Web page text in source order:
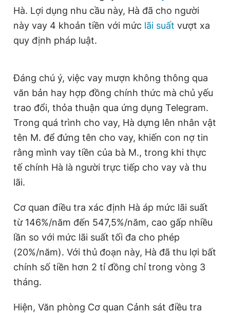
Giấy phép xuất bản số 110/GP - BTTTT cấp ngày 24.3.2020
chép dưới mọi hình thức nếu không có sự chấp thuận bằng văn
bản. Phát triển bởi ePi Technologies, JSC.
Hà. Lợi dụng nhu cầu này, Hà đã cho người
này vay 4 khoản tiền với mức lãi suất vượt xa
quy định pháp luật.
Đáng chú ý, việc vay mượn không thông qua
văn bản hay hợp đồng chính thức mà chủ yếu
trao đổi, thỏa thuận qua ứng dụng Telegram.
Trong quá trình cho vay, Hà dựng lên nhân vật
tên M. để đứng tên cho vay, khiến con nợ tin
rằng mình vay tiền của bà M., trong khi thực
tế chính Hà là người trực tiếp cho vay và thu
lãi.
Cơ quan điều tra xác định Hà áp mức lãi suất
từ 146%/năm đến 547,5%/năm, cao gấp nhiều
lần so với mức lãi suất tối đa cho phép
(20%/năm). Với thủ đoạn này, Hà đã thu lợi bất
chính số tiền hơn 2 tỉ đồng chỉ trong vòng 3
tháng.
Hiện, Văn phòng Cơ quan Cảnh sát điều tra